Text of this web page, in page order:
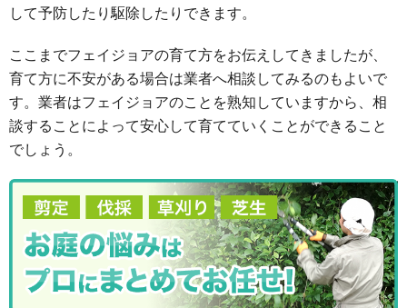
して予防したり駆除したりできます。
ここまでフェイジョアの育て方をお伝えしてきましたが、
育て方に不安がある場合は業者へ相談してみるのもよいで
す。業者はフェイジョアのことを熟知していますから、相
談することによって安心して育てていくことができること
でしょう。